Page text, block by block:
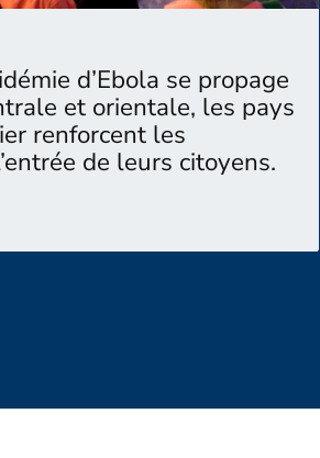
d’Ebola se propage
et orientale, les pays
renforcent les
de leurs citoyens.